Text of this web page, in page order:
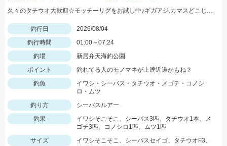
久々のタチウオ大歓迎☆モッチーリグをお試し中♪ギガアジ.カマスどこじゃ？
釣行日
2026/08/04
釣行時間
01:00～07:24
釣場
新居弁天海釣公園
ポイント
釣れてる人のモノマネが上達近道かもね？
釣魚
イワシ・シーバス・タチウオ・メゴチ・コノシ
ロ・ムツ
釣り方
シーバスルアー
釣果
イワシそこそこ、シーバス3匹、タチウオ1本、メ
ゴチ3匹、コノシロ1匹、ムツ1匹
サイズ
イワシそこそこ、シーバスセイゴ、タチウオF3、